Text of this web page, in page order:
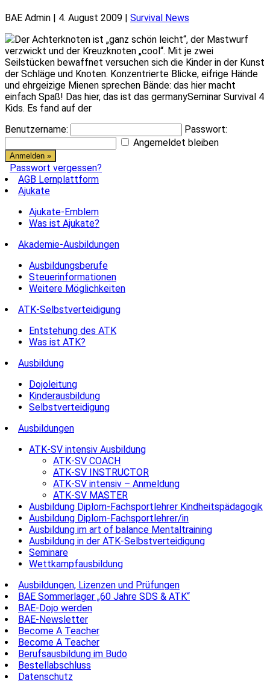
BAE Admin | 4. August 2009 | Survival News
Der Achterknoten ist „ganz schön leicht“, der Mastwurf
verzwickt und der Kreuzknoten „cool“. Mit je zwei
Seilstücken bewaffnet versuchen sich die Kinder in der Kunst
der Schläge und Knoten. Konzentrierte Blicke, eifrige Hände
und ehrgeizige Mienen sprechen Bände: das hier macht
einfach Spaß! Das hier, das ist das germanySeminar Survival 4
Kids. Es fand auf der
Benutzername:
Passwort:
Angemeldet bleiben
Passwort vergessen?
AGB Lernplattform
Ajukate
Ajukate-Emblem
Was ist Ajukate?
Akademie-Ausbildungen
Ausbildungsberufe
Steuerinformationen
Weitere Möglichkeiten
ATK-Selbstverteidigung
Entstehung des ATK
Was ist ATK?
Ausbildung
Dojoleitung
Kinderausbildung
Selbstverteidigung
Ausbildungen
ATK-SV intensiv Ausbildung
ATK-SV COACH
ATK-SV INSTRUCTOR
ATK-SV intensiv – Anmeldung
ATK-SV MASTER
Ausbildung Diplom-Fachsportlehrer Kindheitspädagogik
Ausbildung Diplom-Fachsportlehrer/in
Ausbildung im art of balance Mentaltraining
Ausbildung in der ATK-Selbstverteidigung
Seminare
Wettkampfausbildung
Ausbildungen, Lizenzen und Prüfungen
BAE Sommerlager „60 Jahre SDS & ATK“
BAE-Dojo werden
BAE-Newsletter
Become A Teacher
Become A Teacher
Berufsausbildung im Budo
Bestellabschluss
Datenschutz